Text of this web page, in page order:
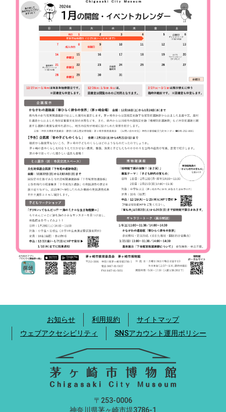
お知らせ 利用規約
サイトマップ
ウェブアクセシビリティ
SNSアカウント運用ポリシー
〒253-0006
神奈川県茅ヶ崎市堤3786-1